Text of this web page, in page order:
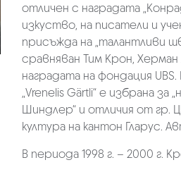
отличен с наградата
изкуство, на писатели и
присъжда на „талантливи
сравняван Тим Крон,
наградата на фондация
„Vrenelis Gärtli“ е избрана
Шиндлер“ и отличия от гр.
култура на кантон Гларус.
В периода 1998 г. – 2000 г.